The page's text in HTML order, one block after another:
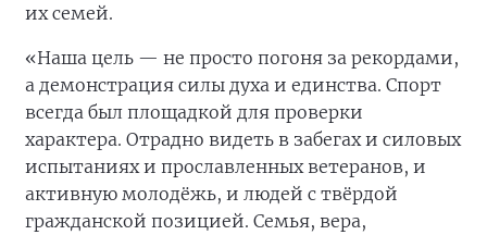
их семей.
«Наша цель — не просто погоня за рекордами,
а демонстрация силы духа и единства. Спорт
всегда был площадкой для проверки
характера. Отрадно видеть в забегах и силовых
испытаниях и прославленных ветеранов, и
активную молодёжь, и людей с твёрдой
гражданской позицией. Семья, вера,